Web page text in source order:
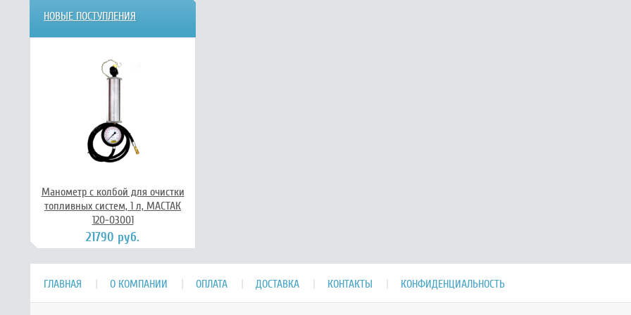
НОВЫЕ ПОСТУПЛЕНИЯ
Манометр с колбой для очистки
топливных систем, 1 л, МАСТАК
120-03001
21790 руб.
ГЛАВНАЯ О КОМПАНИИ ОПЛАТА ДОСТАВКА КОНТАКТЫ КОНФИДЕНЦИАЛЬНОСТЬ